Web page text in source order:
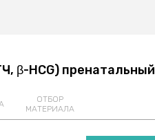
β-HCG) пренатальный
ОТБОР
МАТЕРИАЛА